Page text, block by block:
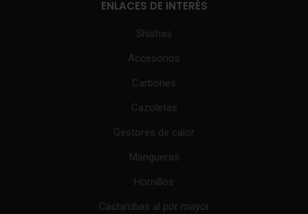
ENLACES DE INTERÉS
Shishas
Accesorios
Carbones
Cazoletas
Gestores de calor
Mangueras
Hornillos
Cachimbas al por mayor